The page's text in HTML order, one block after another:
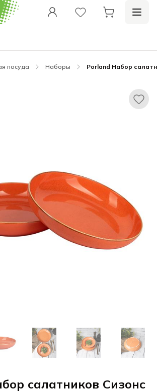
посуда Наборы Porland Набор
салатников Сизонс